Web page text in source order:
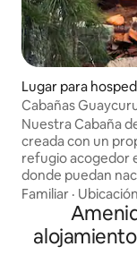
Lugar para
nta del Diablo
Cabañas
romântica no
Nuestra Cabaña
creada con un
refugio acogedor
donde puedan
bellos Entre una naturaleza salvaje y una
playa
vidrio inspira
conexión Tu refugio de paz, tu hogar
Familiar · Ubicación